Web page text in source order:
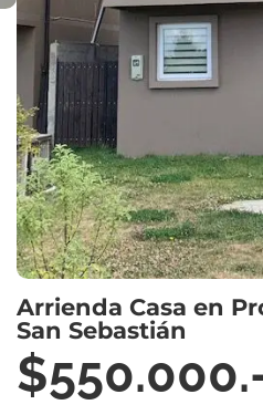
Arrienda Casa en
San Sebastián